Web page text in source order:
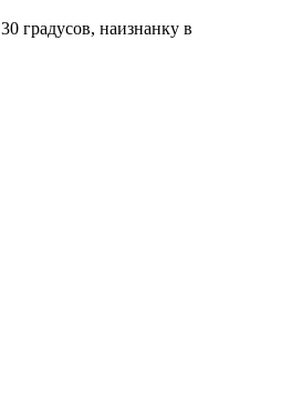
30 градусов, наизнанку в